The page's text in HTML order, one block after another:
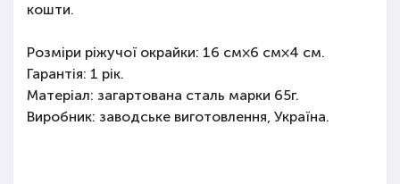
кошти.
Розміри ріжучої окрайки: 16 см×6 см×4 см.
Гарантія: 1 рік.
Матеріал: загартована сталь марки 65г.
Виробник: заводське виготовлення, Україна.